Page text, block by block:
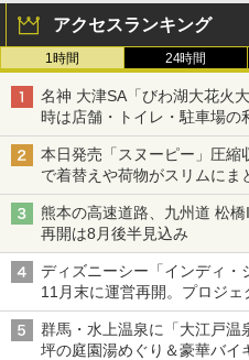
アクセスランキング
1時間 24時間
名神 大津SA「びわ湖大花火
時は店舗・トイレ・駐車場の
本日発売「スヌーピー」圧縮
で着替えや荷物がスリムにま
熊本の高速道路、九州道 松
再開は8月後半見込み
ディズニーシー「インディ・
11月末に運営再開。プロジ
は1500円
群馬・水上温泉に「大江戸
坪の庭園湯めぐり＆豪華バイ